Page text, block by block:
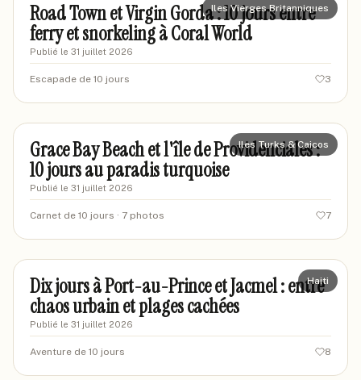
Iles Vierges Britanniques
Road Town et Virgin Gorda : 10 jours entre
ferry et snorkeling à Coral World
Publié le 31 juillet 2026
Escapade de 10 jours 3
marievoyages87
Iles Turks & Caicos
Grace Bay Beach et l'île de Providenciales :
10 jours au paradis turquoise
Publié le 31 juillet 2026
Carnet de 10 jours · 7 photos 7
marcgeo-voyages
Haiti
Dix jours à Port-au-Prince et Jacmel : entre
chaos urbain et plages cachées
Publié le 31 juillet 2026
Aventure de 10 jours 8
marcandre-voyageur